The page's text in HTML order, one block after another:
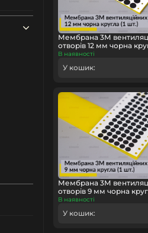
Мембрана 3М
отворів 12 мм чорна
В наявності
У кошик:
Мембрана 3М
отворів 9 мм чорна
В наявності
У кошик: